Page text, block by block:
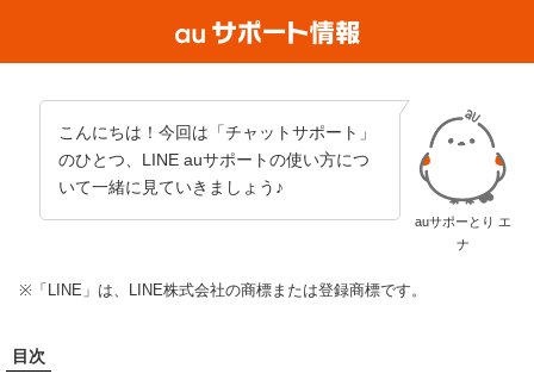
auサポーとり エ
ナ
こんにちは！今回は「チャットサポート」
のひとつ、LINE auサポートの使い方につ
いて一緒に見ていきましょう♪
「LINE」は、LINE株式会社の商標または登録商標です。
目次